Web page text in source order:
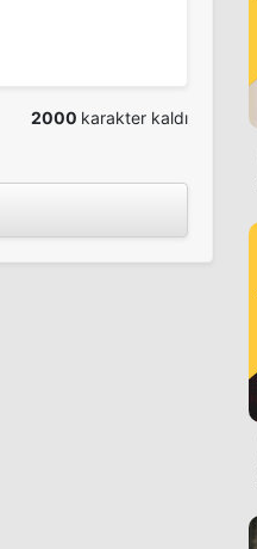
2000 karakter kaldı